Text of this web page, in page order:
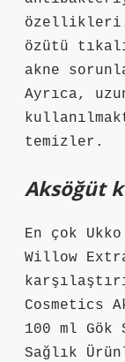
özellikleri.
özütü
akne
Ayrıca,
temizler.
Aksöğüt
En çok
Willow
Cosmetics
100 ml Gök
Sağlık